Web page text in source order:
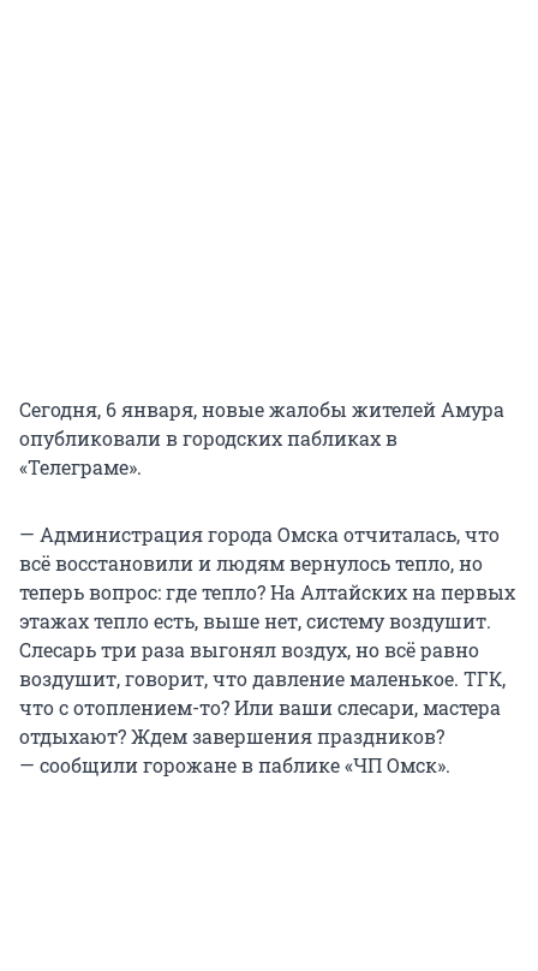
Сегодня, 6 января, новые жалобы жителей Амура
опубликовали в городских пабликах в
«Телеграме».
— Администрация города Омска отчиталась, что
всё восстановили и людям вернулось тепло, но
теперь вопрос: где тепло? На Алтайских на первых
этажах тепло есть, выше нет, систему воздушит.
Слесарь три раза выгонял воздух, но всё равно
воздушит, говорит, что давление маленькое. ТГК,
что с отоплением-то? Или ваши слесари, мастера
отдыхают? Ждем завершения праздников?
— сообщили горожане в паблике «ЧП Омск».